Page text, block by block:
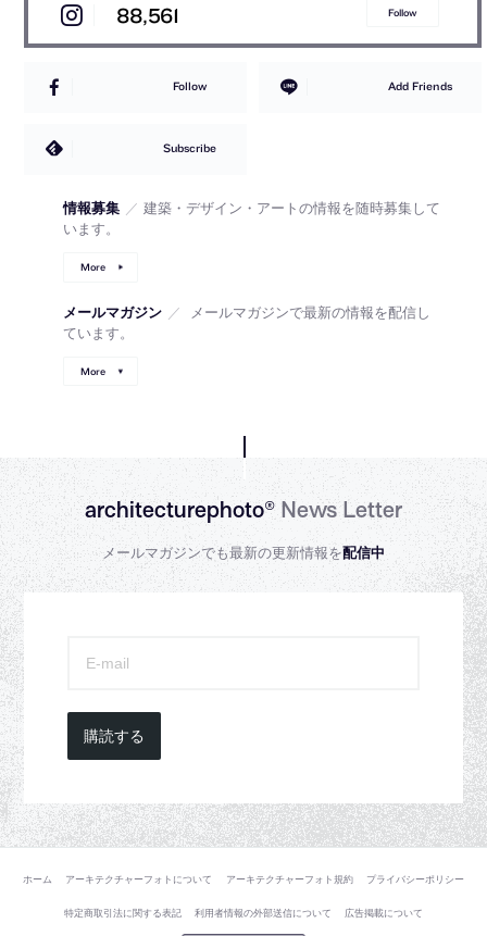
88,561 Follow
Follow Add Friends
Subscribe
情報募集 ／ 建築・デザイン・アートの情報を随時募集して
います。
More
メールマガジン ／
メールマガジンで最新の情報を配信し
ています。
More
architecturephoto®News Letter
メールマガジンでも最新の更新情報を配信中
購読する
ホーム アーキテクチャーフォトについて アーキテクチャーフォト規約 プライバシーポリシー
特定商取引法に関する表記 利用者情報の外部送信について 広告掲載について